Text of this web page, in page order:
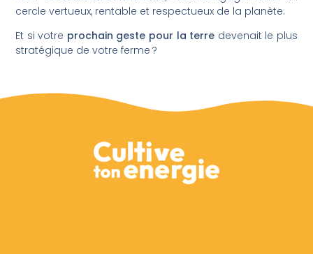
cercle vertueux, rentable et respectueux de la planète.
Et si votre prochain geste pour la terre devenait le plus
stratégique de votre ferme ?